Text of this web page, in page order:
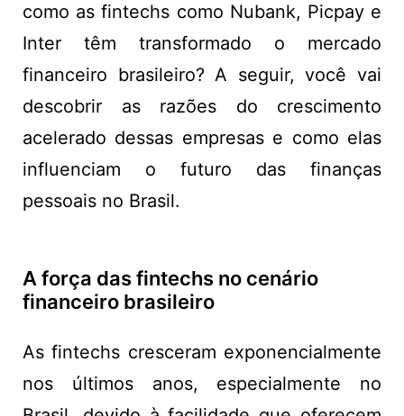
como as fintechs como Nubank, Picpay e
Inter têm transformado o mercado
financeiro brasileiro? A seguir, você vai
descobrir as razões do crescimento
acelerado dessas empresas e como elas
influenciam o futuro das finanças
pessoais no Brasil.
A força das fintechs no cenário
financeiro brasileiro
As fintechs cresceram exponencialmente
nos últimos anos, especialmente no